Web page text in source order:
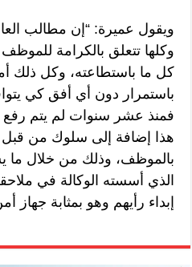
ويقول عميرة: “إن مطالب
وكلها تتعلق بالكرامة
كل ما باستطاعته، وكل ذلك
باستمرار دون أي أفق كي
فمنذ عشر سنوات لم يتم رفع
هذا إضافة إلى سلوك من قبل
بالموظف، وذلك من خلال ما
الذي أسسته الوكالة في
إبداء رأيهم وهو بمثابة جهاز